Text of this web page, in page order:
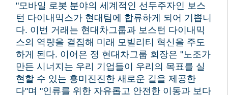
"모바일 로봇 분야의 세계적인 선두주자인 보스
턴 다이내믹스가 현대팀에 합류하게 되어 기쁩니
다. 이번 거래는 현대차그룹과 보스턴 다이내믹
스의 역량을 결집해 미래 모빌리티 혁신을 주도
하게 된다. 이어은 정 현대차그룹 회장은 "노조가
만든 시너지는 우리 기업들이 우리의 목표를 실
현할 수 있는 흥미진진한 새로운 길을 제공한
다"며 "인류를 위한 자유롭고 안전한 이동과 보다